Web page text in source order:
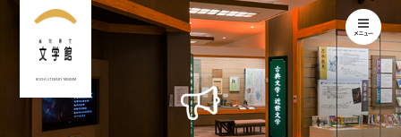
KOCHI LITERARY MUSEUM